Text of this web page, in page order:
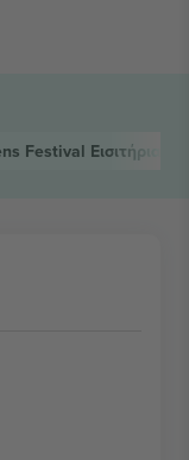
Festival Εισιτήρια